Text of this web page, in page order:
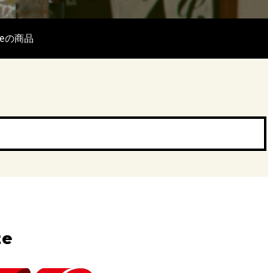
の商品